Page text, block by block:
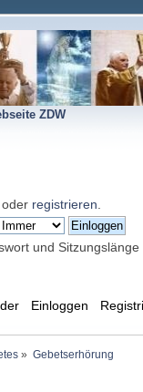
ZDW
oder registrieren
und Sitzungslänge
Einloggen
» Gebetserhörung